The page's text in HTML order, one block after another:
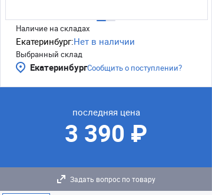
Наличие на складах
Екатеринбург:Нет в наличии
Выбранный склад
ЕкатеринбургСообщить о поступлении?
последняя цена
3 390 ₽
Задать вопрос по товару